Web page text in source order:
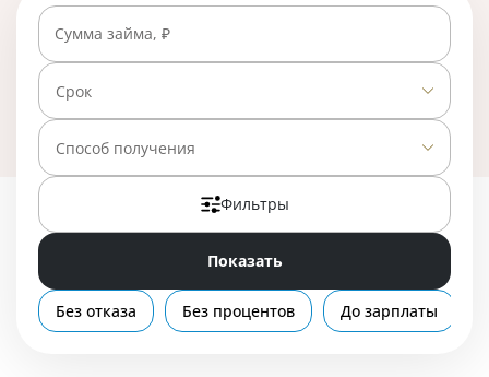
Займы
Вклады
Бизнес
подавайте заявку на микрозайм онлайн, взять деньги
можно наличными или на карту, счет, кошелек. На
01.05.2025 вам доступно 23 предложения со ставкой
от 0% в день.
Сумма займа, ₽
Срок
Способ получения
Фильтры
Показать
Без отказа Без процентов До зарплаты